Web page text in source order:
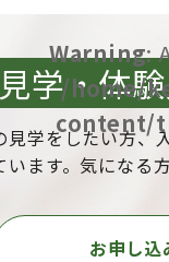
Warning:
/home/
content/
見学・体
見学をしたい方、
います。気になる
お申し込